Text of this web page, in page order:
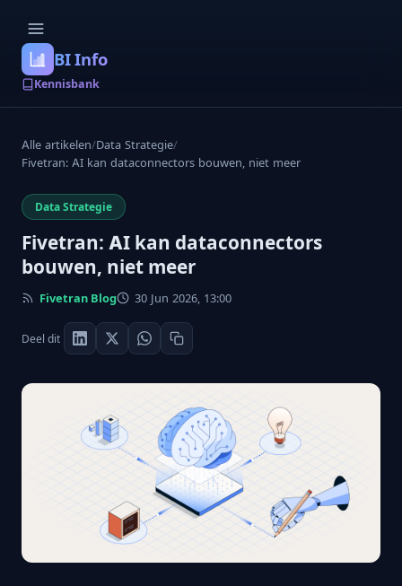
BI Info
Kennisbank
Alle artikelen/Data Strategie/
Fivetran: AI kan dataconnectors bouwen, niet meer
Data Strategie
Fivetran: AI kan dataconnectors
bouwen, niet meer
Fivetran Blog 30 Jun 2026, 13:00
Deel dit